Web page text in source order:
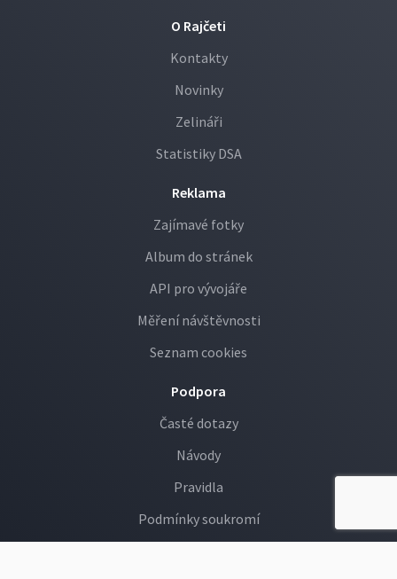
O Rajčeti
Kontakty
Novinky
Zelináři
Statistiky DSA
Reklama
Zajímavé fotky
Album do stránek
API pro vývojáře
Měření návštěvnosti
Seznam cookies
Podpora
Časté dotazy
Návody
Pravidla
Podmínky soukromí